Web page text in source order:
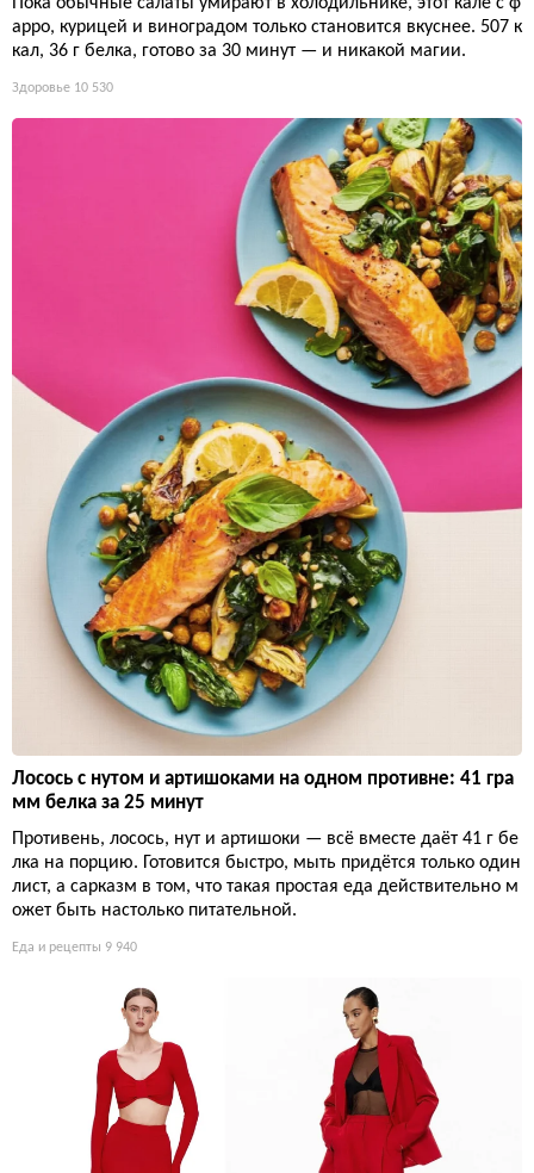
Пока обычные салаты умирают в холодильнике, этот кале с ф
арро, курицей и виноградом только становится вкуснее. 507 к
кал, 36 г белка, готово за 30 минут — и никакой магии.
Здоровье 10 530
Лосось с нутом и артишоками на одном противне: 41 гра
мм белка за 25 минут
Противень, лосось, нут и артишоки — всё вместе даёт 41 г бе
лка на порцию. Готовится быстро, мыть придётся только один
лист, а сарказм в том, что такая простая еда действительно м
ожет быть настолько питательной.
Еда и рецепты 9 940